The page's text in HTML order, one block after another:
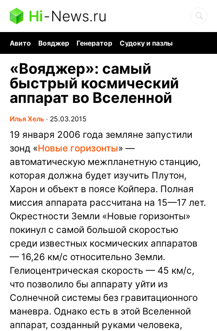
Hi-News.ru
Авито Вояджер Генератор
Судоку и пазлы
«Вояджер»: самый
быстрый космический
аппарат во Вселенной
Илья Хель ∙ 25.03.2015
19 января 2006 года земляне запустили
зонд «Новые горизонты» —
автоматическую межпланетную станцию,
которая должна будет изучить Плутон,
Харон и объект в поясе Койпера. Полная
миссия аппарата рассчитана на 15—17 лет.
Окрестности Земли «Новые горизонты»
покинул с самой большой скоростью
среди известных космических аппаратов
— 16,26 км/с относительно Земли.
Гелиоцентрическая скорость — 45 км/с,
что позволило бы аппарату уйти из
Солнечной системы без гравитационного
маневра. Однако есть в этой Вселенной
аппарат, созданный руками человека,